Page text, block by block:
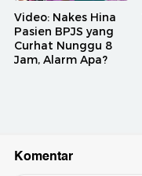
Video: Nakes Hina
Pasien BPJS yang
Curhat Nunggu 8
Jam, Alarm Apa?